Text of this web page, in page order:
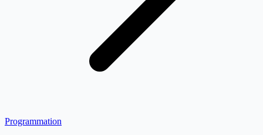
Programmation